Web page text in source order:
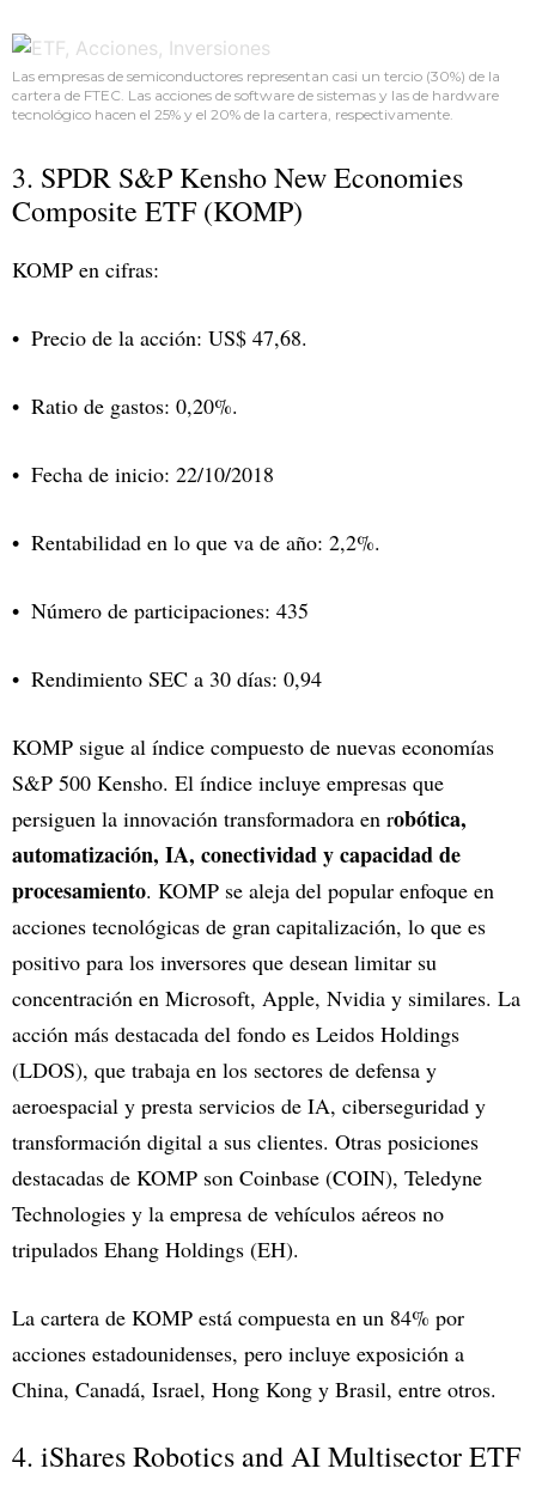
Las empresas de semiconductores representan casi un tercio (30%) de la
cartera de FTEC. Las acciones de software de sistemas y las de hardware
tecnológico hacen el 25% y el 20% de la cartera, respectivamente.
3. SPDR S&P Kensho New Economies
Composite ETF (KOMP)
KOMP en cifras:
Precio de la acción: US$ 47,68.
Ratio de gastos: 0,20%.
Fecha de inicio: 22/10/2018
Rentabilidad en lo que va de año: 2,2%.
Número de participaciones: 435
Rendimiento SEC a 30 días: 0,94
KOMP sigue al índice compuesto de nuevas economías
S&P 500 Kensho. El índice incluye empresas que
persiguen la innovación transformadora en robótica,
automatización, IA, conectividad y capacidad de
procesamiento. KOMP se aleja del popular enfoque en
acciones tecnológicas de gran capitalización, lo que es
positivo para los inversores que desean limitar su
concentración en Microsoft, Apple, Nvidia y similares. La
acción más destacada del fondo es Leidos Holdings
(LDOS), que trabaja en los sectores de defensa y
aeroespacial y presta servicios de IA, ciberseguridad y
transformación digital a sus clientes. Otras posiciones
destacadas de KOMP son Coinbase (COIN), Teledyne
Technologies y la empresa de vehículos aéreos no
tripulados Ehang Holdings (EH).
La cartera de KOMP está compuesta en un 84% por
acciones estadounidenses, pero incluye exposición a
China, Canadá, Israel, Hong Kong y Brasil, entre otros.
4. iShares Robotics and AI Multisector ETF